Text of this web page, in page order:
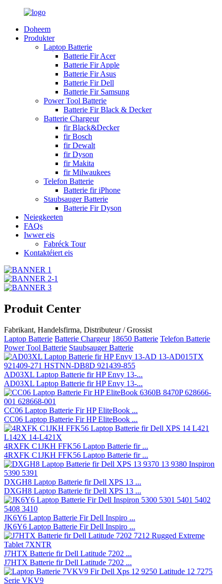
Doheem
Produkter
Laptop Batterie
Batterie Fir Acer
Batterie Fir Apple
Batterie Fir Asus
Batterie Fir Dell
Batterie Fir Samsung
Power Tool Batterie
Batterie Fir Black & Decker
Batterie Chargeur
fir Black&Decker
fir Bosch
fir Dewalt
fir Dyson
fir Makita
fir Milwaukees
Telefon Batterie
Batterie fir iPhone
Staubsauger Batterie
Batterie Fir Dyson
Neiegkeeten
FAQs
Iwwer eis
Fabréck Tour
Kontaktéiert eis
Produit Center
Fabrikant, Handelsfirma, Distributeur / Grossist
Laptop Batterie Batterie Chargeur 18650 Batterie Telefon Batterie
Power Tool Batterie Staubsauger Batterie
AD03XL Laptop Batterie fir HP Envy 13-...
AD03XL Laptop Batterie fir HP Envy 13-...
CC06 Laptop Batterie Fir HP EliteBook ...
CC06 Laptop Batterie Fir HP EliteBook ...
4RXFK C1JKH FFK56 Laptop Batterie fir ...
4RXFK C1JKH FFK56 Laptop Batterie fir ...
DXGH8 Laptop Batterie fir Dell XPS 13 ...
DXGH8 Laptop Batterie fir Dell XPS 13 ...
JK6Y6 Laptop Batterie Fir Dell Inspiro ...
JK6Y6 Laptop Batterie Fir Dell Inspiro ...
J7HTX Batterie fir Dell Latitude 7202 ...
J7HTX Batterie fir Dell Latitude 7202 ...